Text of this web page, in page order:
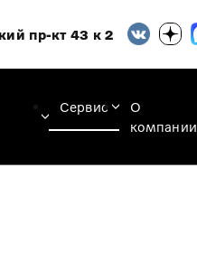
пр-кт 43 к 2
Сервис
О
компании